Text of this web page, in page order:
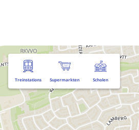
Treinstations Supermarkten Scholen